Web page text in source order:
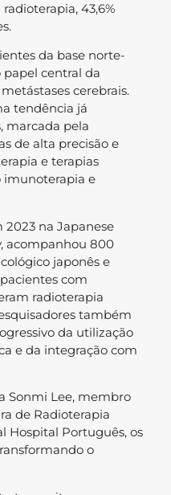
43,6%
da base norte-
papel central da
cerebrais.
tendência já
marcada pela
de alta precisão e
e terapias
imunoterapia e
na Japanese
acompanhou 800
japonês e
com
radioterapia
também
da utilização
e da integração com
Sonmi Lee, membro
de Radioterapia
Hospital Português, os
o